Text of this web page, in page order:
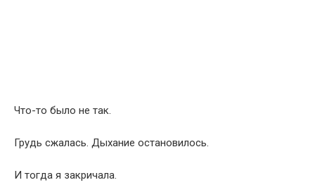
Что-то было не так.
Грудь сжалась. Дыхание остановилось.
И тогда я закричала.